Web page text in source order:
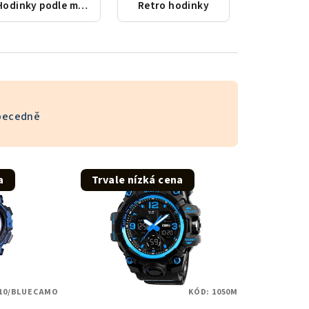
Hodinky podle města Retro hodinky
BLUECAMO
Trvale nízká cena
KÓD: 1050M